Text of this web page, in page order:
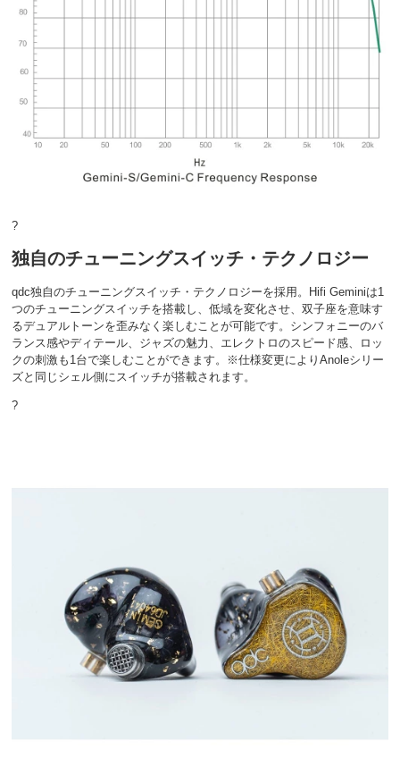
?
独自のチューニングスイッチ・テクノロジー
qdc独自のチューニングスイッチ・テクノロジーを採用。Hifi Geminiは1
つのチューニングスイッチを搭載し、低域を変化させ、双子座を意味す
るデュアルトーンを歪みなく楽しむことが可能です。シンフォニーのバ
ランス感やディテール、ジャズの魅力、エレクトロのスピード感、ロッ
クの刺激も1台で楽しむことができます。※仕様変更によりAnoleシリー
ズと同じシェル側にスイッチが搭載されます。
?